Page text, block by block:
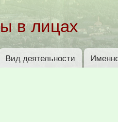
основному
содержанию
в лицах
Вид деятельности